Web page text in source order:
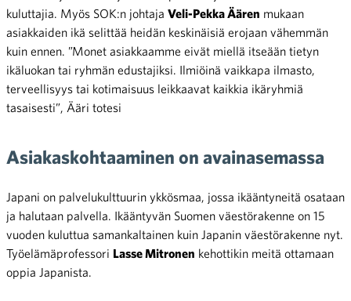
kuluttajia. Myös SOK:n johtaja Veli-Pekka Äären mukaan
asiakkaiden ikä selittää heidän keskinäisiä erojaan vähemmän
kuin ennen. ”Monet asiakkaamme eivät miellä itseään tietyn
ikäluokan tai ryhmän edustajiksi. Ilmiöinä vaikkapa ilmasto,
terveellisyys tai kotimaisuus leikkaavat kaikkia ikäryhmiä
tasaisesti”, Ääri totesi
Asiakaskohtaaminen on avainasemassa
Japani on palvelukulttuurin ykkösmaa, jossa ikääntyneitä osataan
ja halutaan palvella. Ikääntyvän Suomen väestörakenne on 15
vuoden kuluttua samankaltainen kuin Japanin väestörakenne nyt.
Työelämäprofessori Lasse Mitronen kehottikin meitä ottamaan
oppia Japanista.